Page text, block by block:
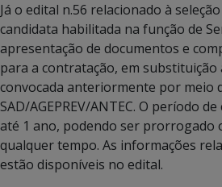
Já o edital n.56 relacionado à
candidata habilitada na função de
apresentação de documentos e
para a contratação, em substituição
convocada anteriormente por meio
SAD/AGEPREV/ANTEC. O período
até 1 ano, podendo ser prorrogado
qualquer tempo. As informações
estão disponíveis no edital.